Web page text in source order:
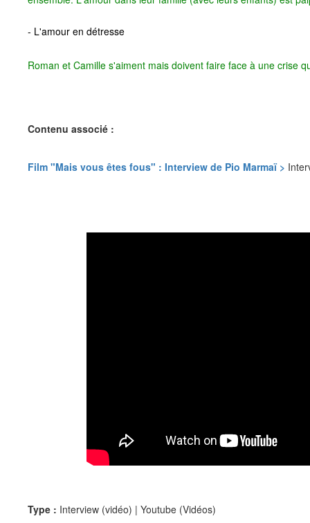
- L'amour en détresse
Roman et Camille s'aiment mais doivent faire face à une crise
Contenu associé :
Film "Mais vous êtes fous" : Interview de Pio Marmaï >
Type : Interview (vidéo) | Youtube (Vidéos)